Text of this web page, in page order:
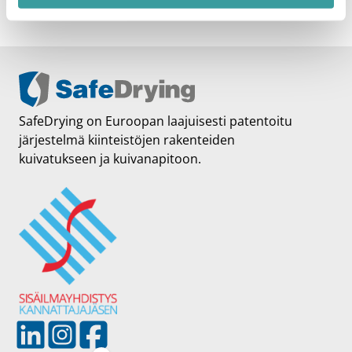
SafeDrying on Euroopan laajuisesti patentoitu
järjestelmä kiinteistöjen rakenteiden
kuivatukseen ja kuivanapitoon.
L
i
I
n